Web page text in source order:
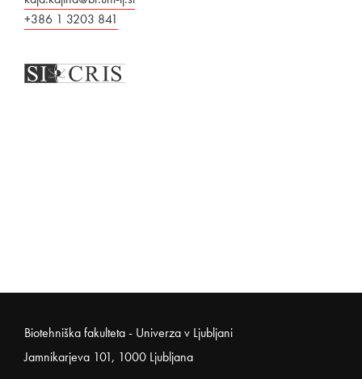
+386 1 3203 841
Noga strani
Biotehniška fakulteta - Univerza v Ljubljani
Jamnikarjeva 101, 1000 Ljubljana